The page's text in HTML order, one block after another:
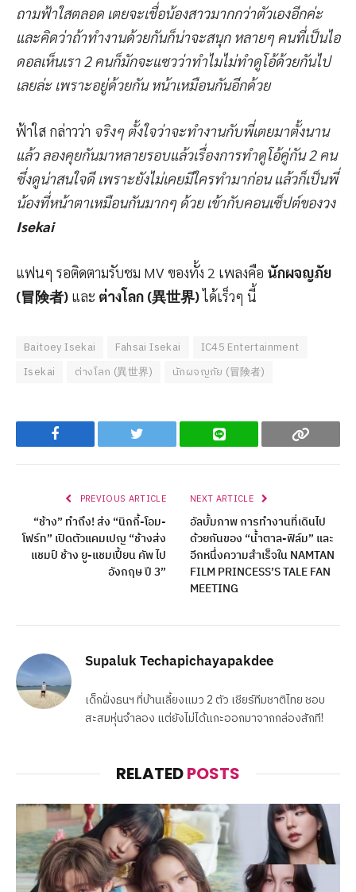
ถามฟ้าใสตลอด เตยจะเชื่อน้องสาวมากกว่าตัวเองอีกค่ะ
และคิดว่าถ้าทำงานด้วยกันก็น่าจะสนุก หลายๆ คนที่เป็นไอ
ดอลเห็นเรา 2 คนก็มักจะแซวว่าทำไมไม่ทำดูโอ้ด้วยกันไป
เลยล่ะ เพราะอยู่ด้วยกัน หน้าเหมือนกันอีกด้วย
ฟ้าใส กล่าวว่า จริงๆ ตั้งใจว่าจะทำงานกับพี่เตยมาตั้งนาน
แล้ว ลองคุยกันมาหลายรอบแล้วเรื่องการทำดูโอ้คู่กัน 2 คน
ซึ่งดูน่าสนใจดี เพราะยังไม่เคยมีใครทำมาก่อน แล้วก็เป็นพี่
น้องที่หน้าตาเหมือนกันมากๆ ด้วย เข้ากับคอนเซ็ปต์ของวง
Isekai
แฟนๆ รอติดตามรับชม MV ของทั้ง 2 เพลงคือ นักผจญภัย
(冒険者) และ ต่างโลก (異世界)ได้เร็วๆ นี้
Baitoey Isekai Fahsai Isekai
IC45 Entertainment
Isekai
ต่างโลก (異世界) นักผจญภัย (冒険者)
Facebook Twitter Line Copy
PREVIOUS ARTICLE
“ช้าง” ทำถึง! ส่ง “นิกกี้-โอม-
โฟร์ท” เปิดตัวแคมเปญ “ช้างส่ง
แชมป์ ช้าง ยู-แชมเปี้ยน คัพ ไป
อังกฤษ ปี 3”
NEXT ARTICLE
อัลบั้มภาพ การทำงานที่เดินไป
ด้วยกันของ “น้ำตาล-ฟิล์ม” และ
อีกหนึ่งความสำเร็จใน NAMTAN
FILM PRINCESS’S TALE FAN
MEETING
Supaluk Techapichayapakdee
เด็กฝั่งธนฯ ที่บ้านเลี้ยงแมว 2 ตัว เชียร์ทีมชาติไทย ชอบ
สะสมหุ่นจำลอง แต่ยังไม่ได้แกะออกมาจากกล่องสักที!
RELATEDPOSTS